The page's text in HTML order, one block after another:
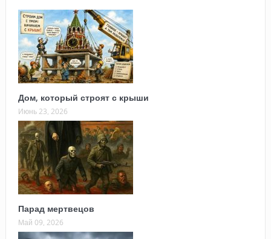
Дом, который строят с крыши
Июнь 23, 2026
Парад мертвецов
Май 09, 2026